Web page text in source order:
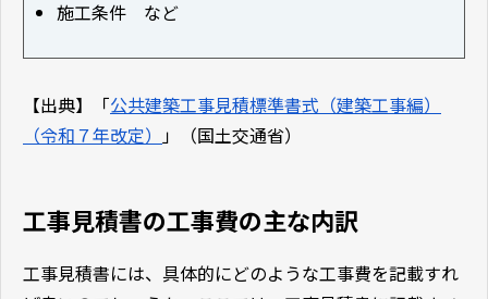
施工条件 など
【出典】「公共建築工事見積標準書式（建築工事編）
（令和７年改定） 」（国土交通省）
工事見積書の工事費の主な内訳
工事見積書には、具体的にどのような工事費を記載すれ